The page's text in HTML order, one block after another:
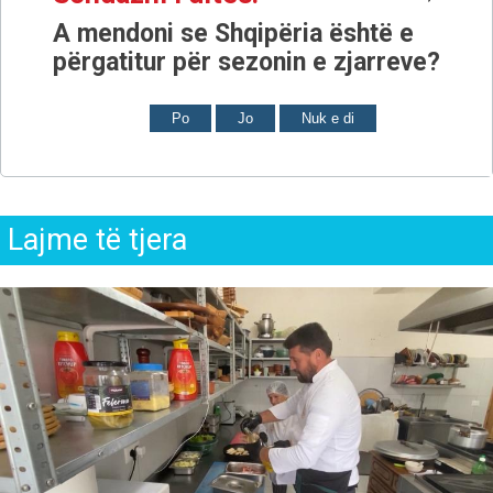
A mendoni se Shqipëria është e
përgatitur për sezonin e zjarreve?
Po Jo Nuk e di
Lajme të tjera